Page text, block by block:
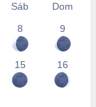
Sáb
Dom
8
9
15 16